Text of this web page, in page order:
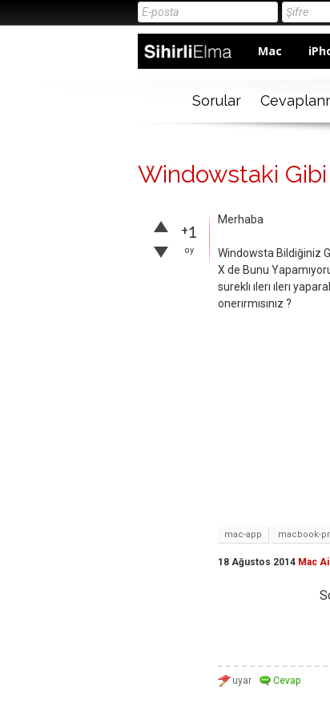
Mac
Sorular
Windowstaki
+1
oy
Merhaba
Windowsta Bildiğiniz
X de Bunu
sureklı ılerı ılerı
onerırmısınız ?
mac-app macbook-
18 Ağustos 2014 Mac